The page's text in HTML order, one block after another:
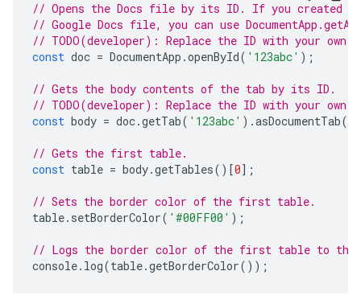
// Opens the Docs file by its ID. If you created
// Google Docs file, you can use
// TODO(developer): Replace the ID with your own.
const doc = DocumentApp .openById( '123abc' );
// Gets the body contents of the tab by its ID.
// TODO(developer): Replace the ID with your own.
const body = doc.getTab( '123abc' ).asDocumentTab().
// Gets the first table.
const table = body.getTables()[0];
// Sets the border color of the first table.
table. setBorderColor( '#00FF00' );
// Logs the border color of the first table to the
console. log(table.getBorderColor());